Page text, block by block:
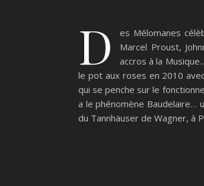
D
es Mélomanes
Marcel Proust,
accros à la
le pot aux roses en 2010
qui se penche sur le
a le phénomène Baudelaire…
du Tannhäuser de Wagner, à